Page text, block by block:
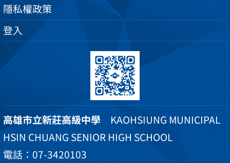
隱私權政策
登入
高雄市立新莊高級中學 KAOHSIUNG MUNICIPAL
HSIN CHUANG SENIOR HIGH SCHOOL
電話：07-3420103